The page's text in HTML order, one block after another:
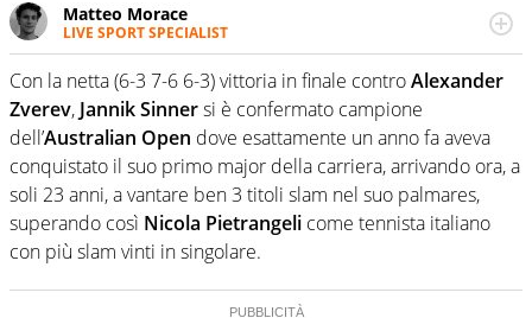
Matteo Morace
LIVE SPORT SPECIALIST
La multimedialità quale approccio personale e
professionale. Ama raccontare lo sport focalizzando ogni
attenzione sul tempo reale: la verità della dirette non
sono opinioni ma fatti
Con la netta (6-3 7-6 6-3) vittoria in finale controAlexander
Zverev, Jannik Sinnersi è confermato campione
dell’Australian Open dove esattamente un anno fa aveva
conquistato il suo primo major della carriera, arrivando ora, a
soli 23 anni, a vantare ben 3 titoli slam nel suo palmares,
superando così Nicola Pietrangeli come tennista italiano
con più slam vinti in singolare.